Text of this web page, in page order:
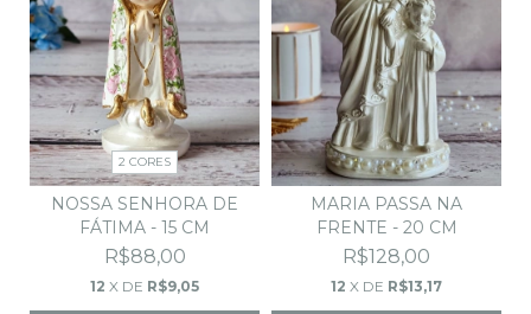
2 CORES
NOSSA SENHORA DE
FÁTIMA - 15 CM
R$88,00
12 X DE R$9,05
MARIA PASSA NA
FRENTE - 20 CM
R$128,00
12 X DE R$13,17